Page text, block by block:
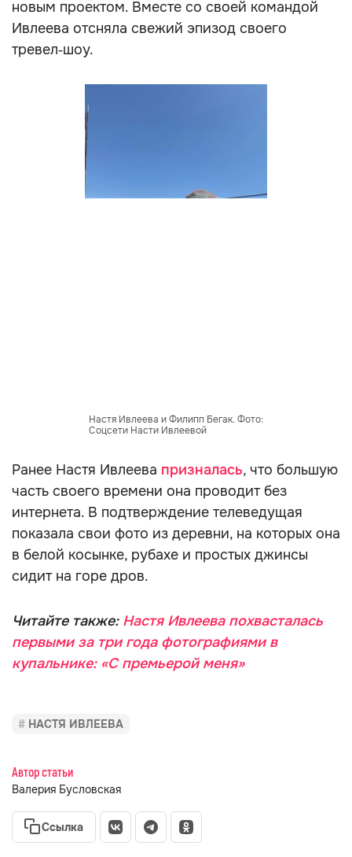
новым проектом. Вместе со своей командой
Ивлеева отсняла свежий эпизод своего
тревел‑шоу.
Настя Ивлеева и Филипп Бегак. Фото:
Соцсети Насти Ивлеевой
Ранее Настя Ивлеева призналась, что большую
часть своего времени она проводит без
интернета. В подтверждение телеведущая
показала свои фото из деревни, на которых она
в белой косынке, рубахе и простых джинсы
сидит на горе дров.
Читайте также: Настя Ивлеева похвасталась
первыми за три года фотографиями в
купальнике: «С премьерой меня»
НАСТЯ ИВЛЕЕВА
Автор статьи
Валерия Бусловская
Ссылка